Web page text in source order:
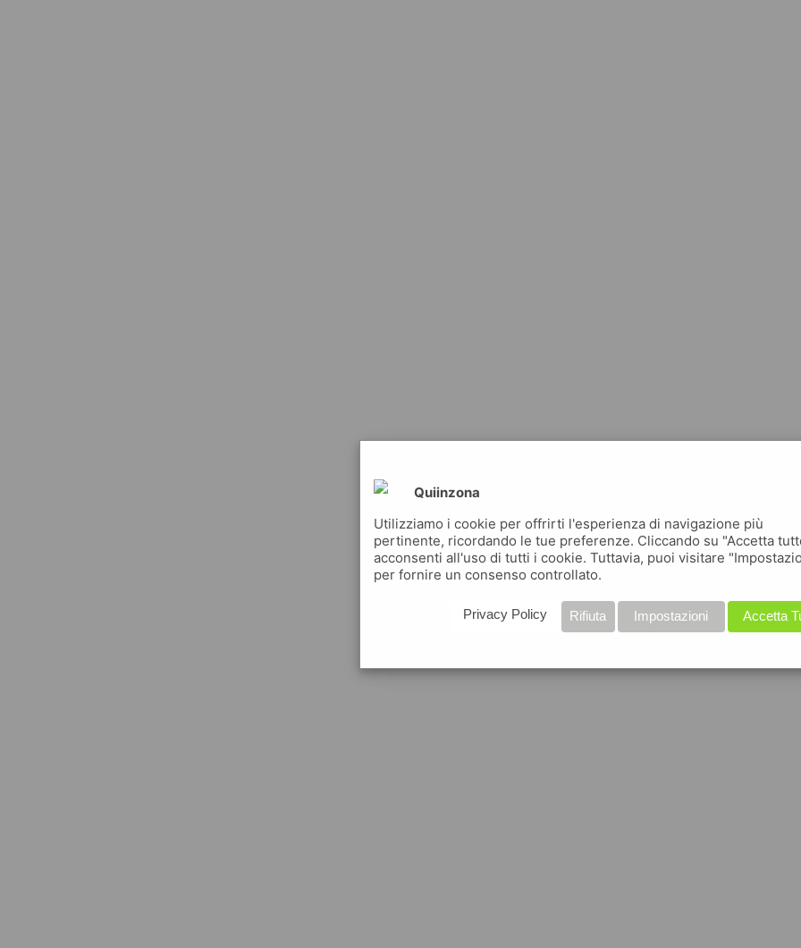
Quiinzona
Utilizziamo i cookie per offrirti l'esperienza di navigazione più
pertinente, ricordando le tue preferenze. Cliccando su "Accetta
acconsenti all'uso di tutti i cookie. Tuttavia, puoi visitare
per fornire un consenso controllato.
Accetta
Impostazioni
Rifiuta
Privacy Policy